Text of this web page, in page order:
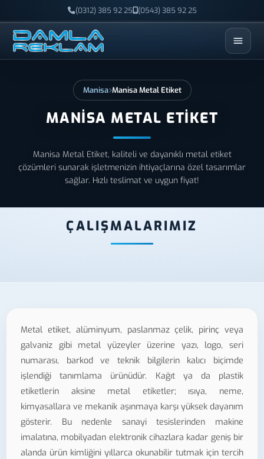
(0312) 385 92 25 (0543) 385 92 25
ESC
Manisa Manisa Metal Etiket
MANISA METAL ETIKET
Manisa Metal Etiket, kaliteli ve dayanıklı metal etiket
çözümleri sunarak işletmenizin ihtiyaçlarına özel tasarımlar
sağlar. Hızlı teslimat ve uygun fiyat!
ÇALIŞMALARIMIZ
Metal etiket, alüminyum, paslanmaz çelik, pirinç veya
galvaniz gibi metal yüzeyler üzerine yazı, logo, seri
numarası, barkod ve teknik bilgilerin kalıcı biçimde
işlendiği tanımlama ürünüdür. Kağıt ya da plastik
etiketlerin aksine metal etiketler; ısıya, neme,
kimyasallara ve mekanik aşınmaya karşı yüksek dayanım
gösterir. Bu nedenle sanayi tesislerinden makine
imalatına, mobilyadan elektronik cihazlara kadar geniş bir
alanda ürün kimliğini yıllarca okunabilir tutmak için tercih